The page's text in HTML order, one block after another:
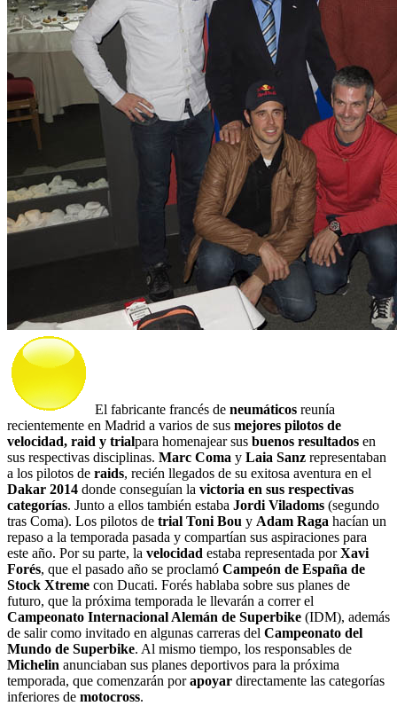
El fabricante francés de neumáticos reunía
recientemente en Madrid a varios de sus mejores pilotos de
velocidad, raid y trialpara homenajear sus buenos resultados en
sus respectivas disciplinas. Marc Coma y Laia Sanz representaban
a los pilotos de raids, recién llegados de su exitosa aventura en el
Dakar 2014 donde conseguían la victoria en sus respectivas
categorías. Junto a ellos también estaba Jordi Viladoms (segundo
tras Coma). Los pilotos de trial Toni Bou y Adam Raga hacían un
repaso a la temporada pasada y compartían sus aspiraciones para
este año. Por su parte, la velocidad estaba representada porXavi
Forés, que el pasado año se proclamó Campeón de España de
Stock Xtreme con Ducati. Forés hablaba sobre sus planes de
futuro, que la próxima temporada le llevarán a correr el
Campeonato Internacional Alemán de Superbike (IDM), además
de salir como invitado en algunas carreras del Campeonato del
Mundo de Superbike. Al mismo tiempo, los responsables de
Michelin anunciaban sus planes deportivos para la próxima
temporada, que comenzarán porapoyar directamente las categorías
inferiores de motocross.